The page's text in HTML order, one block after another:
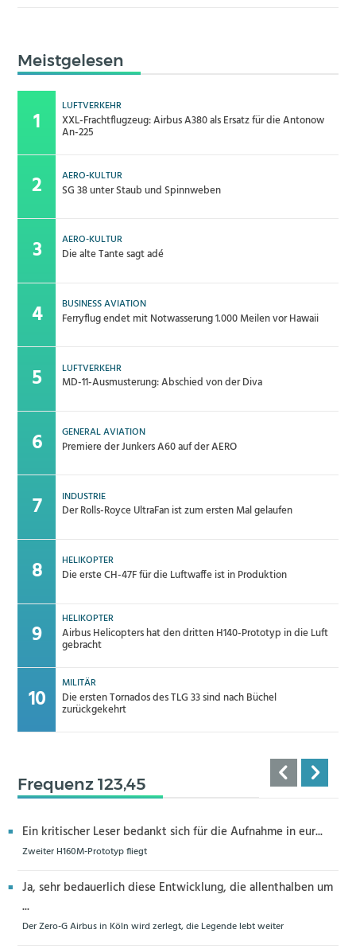
Meistgelesen
LUFTVERKEHR
XXL-Frachtflugzeug: Airbus A380 als Ersatz für die Antonow
An-225
AERO-KULTUR
SG 38 unter Staub und Spinnweben
AERO-KULTUR
Die alte Tante sagt adé
BUSINESS AVIATION
Ferryflug endet mit Notwasserung 1.000 Meilen vor Hawaii
LUFTVERKEHR
MD-11-Ausmusterung: Abschied von der Diva
GENERAL AVIATION
Premiere der Junkers A60 auf der AERO
INDUSTRIE
Der Rolls-Royce UltraFan ist zum ersten Mal gelaufen
HELIKOPTER
Die erste CH-47F für die Luftwaffe ist in Produktion
HELIKOPTER
Airbus Helicopters hat den dritten H140-Prototyp in die Luft
gebracht
MILITÄR
Die ersten Tornados des TLG 33 sind nach Büchel
zurückgekehrt
Frequenz 123,45
Ein kritischer Leser bedankt sich für die Aufnahme in eur...
Zweiter H160M-Prototyp fliegt
Ja, sehr bedauerlich diese Entwicklung, die allenthalben um
...
Der Zero-G Airbus in Köln wird zerlegt, die Legende lebt weiter